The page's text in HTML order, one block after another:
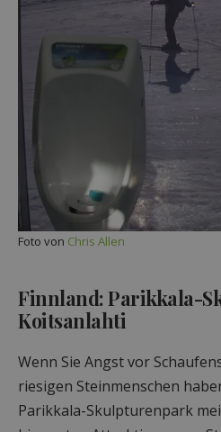
Foto von Chris Allen
Finnland: Parikkala-
Koitsanlahti
Wenn Sie Angst vor
riesigen Steinmenschen
Parikkala-Skulpturenpark